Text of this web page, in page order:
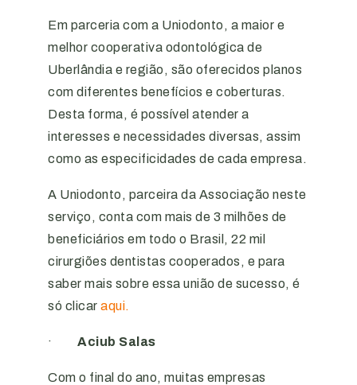
Em parceria com a Uniodonto, a maior e
melhor cooperativa odontológica de
Uberlândia e região, são oferecidos planos
com diferentes benefícios e coberturas.
Desta forma, é possível atender a
interesses e necessidades diversas, assim
como as especificidades de cada empresa.
A Uniodonto, parceira da Associação neste
serviço, conta com mais de 3 milhões de
beneficiários em todo o Brasil, 22 mil
cirurgiões dentistas cooperados, e para
saber mais sobre essa união de sucesso, é
só clicar aqui.
· Aciub Salas
Com o final do ano, muitas empresas